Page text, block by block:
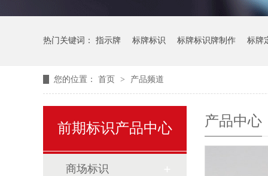
热门关键词： 指示牌 标牌标识 标牌标识牌制作 标牌
您的位置： 首页 > 产品频道
产品中心
前期标识产品中心
商场标识